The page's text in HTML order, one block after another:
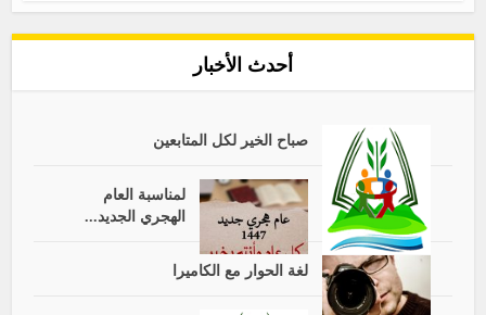
أحدث الأخبار
صباح الخير لكل المتابعين
لمناسبة العام
الهجري الجديد...
لغة الحوار مع الكاميرا